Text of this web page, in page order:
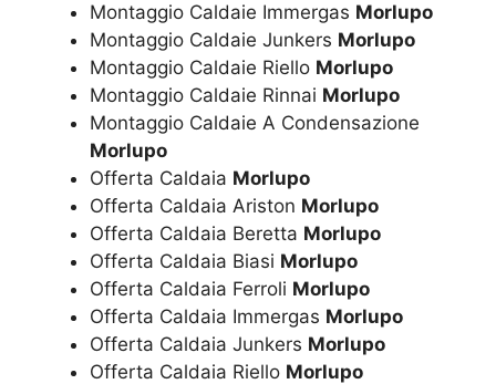
Montaggio Caldaie Immergas Morlupo
Montaggio Caldaie Junkers Morlupo
Montaggio Caldaie Riello Morlupo
Montaggio Caldaie Rinnai Morlupo
Montaggio Caldaie A Condensazione
Morlupo
Offerta Caldaia Morlupo
Offerta Caldaia Ariston Morlupo
Offerta Caldaia Beretta Morlupo
Offerta Caldaia Biasi Morlupo
Offerta Caldaia Ferroli Morlupo
Offerta Caldaia Immergas Morlupo
Offerta Caldaia Junkers Morlupo
Offerta Caldaia Riello Morlupo